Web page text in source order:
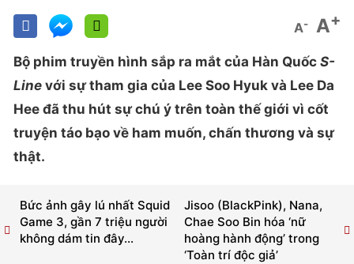
A- A+
Bộ phim truyền hình sắp ra mắt của Hàn Quốc S-
Line với sự tham gia của Lee Soo Hyuk và Lee Da
Hee đã thu hút sự chú ý trên toàn thế giới vì cốt
truyện táo bạo về ham muốn, chấn thương và sự
thật.
Jisoo (BlackPink), Nana,
Chae Soo Bin hóa ‘nữ
hoàng hành động’ trong
‘Toàn trí độc giả’
Bức ảnh gây lú nhất Squid
Game 3, gần 7 triệu người
không dám tin đây...